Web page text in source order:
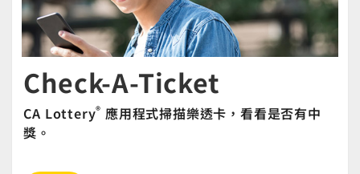
Check-A-Ticket
CA Lottery® 應用程式掃描樂透卡，看看是否有中
獎。